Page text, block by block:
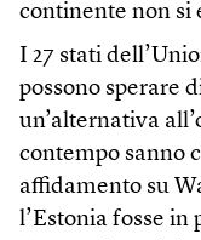
continente non si
I 27 stati
possono sperare
un’alternativa
contempo sanno
affidamento su
l’Estonia fosse in